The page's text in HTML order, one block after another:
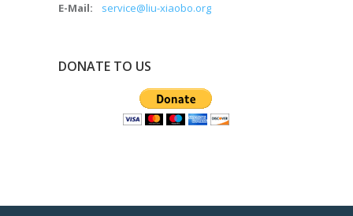
E-Mail: service@liu-xiaobo.org
DONATE TO US